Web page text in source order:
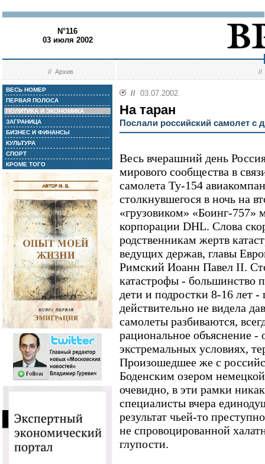
N°116
03 июля 2002
//Архив //
ВЕСЬ НОМЕР
ПЕРВАЯ ПОЛОСА
ПОЛИТИКА И ЭКОНОМИКА
ЗАГРАНИЦА
БИЗНЕС И ФИНАНСЫ
КУЛЬТУРА
СПОРТ
КРОМЕ ТОГО
// 03.07.2002
На таран
Послали российский самолет с
Весь вчерашний день
мирового сообщества в
самолета Ту-154
столкнувшегося в ночь на
«грузовиком» «Боинг-757»
корпорации DHL. Слова
родственникам жертв
ведущих держав, главы
Римский Иоанн Павел II.
катастрофы - большинство
дети и подростки 8-16 лет
действительно не видела
самолеты разбиваются,
рациональное объяснение -
экстремальных условиях,
Произошедшее же с
Боденским озером
очевидно, в эти рамки
специалисты вчера
результат чьей-то
не спровоцированной
глупости.